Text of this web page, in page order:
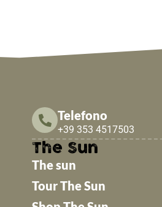
Telefono
+39 353 4517503
The Sun
The sun
Tour The Sun